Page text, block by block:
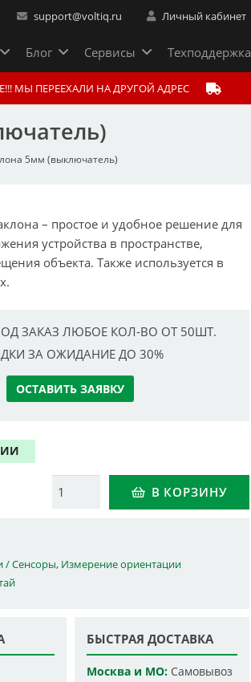
support@voltiq.ru Личный кабинет
Блог Сервисы Техподдержка
МЫ ПЕРЕЕХАЛИ НА ДРУГОЙ АДРЕС
5мм (выключатель)
– простое и удобное решение для
устройства в пространстве,
объекта. Также используется в
ЗАКАЗ ЛЮБОЕ КОЛ-ВО ОТ 50ШТ.
ЗА ОЖИДАНИЕ ДО 30%
ОСТАВИТЬ ЗАЯВКУ
Количество В КОРЗИНУ
/ Сенсоры, Измерение ориентации
БЫСТРАЯ ДОСТАВКА
Москва и МО:Самовывоз